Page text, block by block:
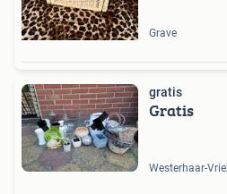
Grave
gratis
Gratis
Westerhaar-